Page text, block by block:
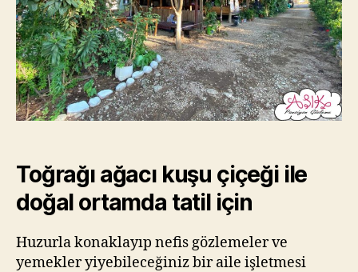
Toğrağı ağacı kuşu çiçeği ile
doğal ortamda tatil için
Huzurla konaklayıp nefis gözlemeler ve
yemekler yiyebileceğiniz bir aile işletmesi